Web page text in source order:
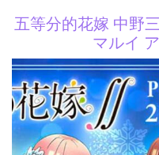
五等分的花嫁 中野
マルイ